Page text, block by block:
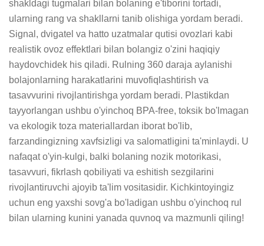
shakldagi tugmalari bilan bolaning e'tiborini tortadi,
ularning rang va shakllarni tanib olishiga yordam beradi.
Signal, dvigatel va hatto uzatmalar qutisi ovozlari kabi
realistik ovoz effektlari bilan bolangiz o'zini haqiqiy
haydovchidek his qiladi. Rulning 360 daraja aylanishi
bolajonlarning harakatlarini muvofiqlashtirish va
tasavvurini rivojlantirishga yordam beradi. Plastikdan
tayyorlangan ushbu o'yinchoq BPA-free, toksik bo'lmagan
va ekologik toza materiallardan iborat bo'lib,
farzandingizning xavfsizligi va salomatligini ta'minlaydi. U
nafaqat o'yin-kulgi, balki bolaning nozik motorikasi,
tasavvuri, fikrlash qobiliyati va eshitish sezgilarini
rivojlantiruvchi ajoyib ta'lim vositasidir. Kichkintoyingiz
uchun eng yaxshi sovg'a bo'ladigan ushbu o'yinchoq rul
bilan ularning kunini yanada quvnoq va mazmunli qiling!